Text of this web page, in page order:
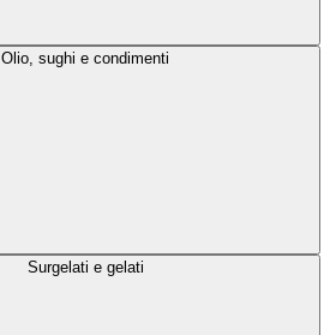
Olio, sughi e condimenti
Surgelati e gelati